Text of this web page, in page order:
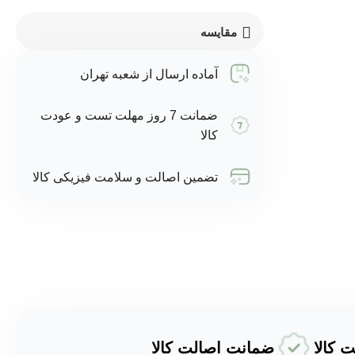
مقایسه
آماده ارسال از شعبه تهران
ضمانت 7 روز مهلت تست و عودت
کالا
تضمین اصالت و سلامت فیزیکی کالا
ضمانت اصالت کالا